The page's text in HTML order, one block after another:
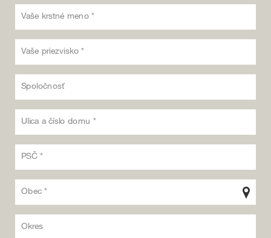
Vaše krstné meno *
Vaše priezvisko *
Spoločnosť
Ulica a číslo domu *
PSČ *
Obec *
Okres